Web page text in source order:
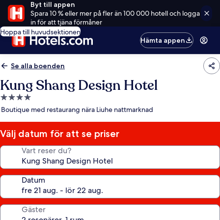
Byt till appen
Spara 10 % eller mer på fler än 100 000 hotell och logga
in för att tjäna förmåner
Hoppa till huvudsektionen
Hämta appen
Se alla boenden
Kung Shang Design Hotel
4.0-
stjärnigt
Boutique med restaurang nära Liuhe nattmarknad
Välj datum för att se priser
Vart reser du?
Datum
Gäster